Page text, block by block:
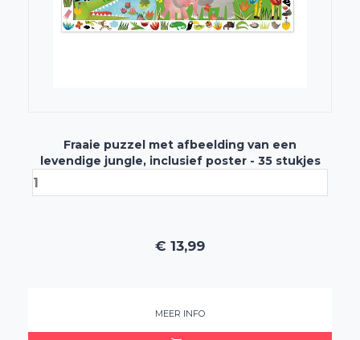
Fraaie puzzel met afbeelding van een
levendige jungle, inclusief poster - 35 stukjes
€ 13,99
MEER INFO